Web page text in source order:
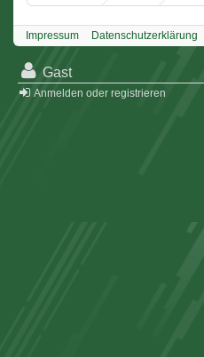
Impressum Datenschutzerklärung
Gast
Anmelden oder registrieren